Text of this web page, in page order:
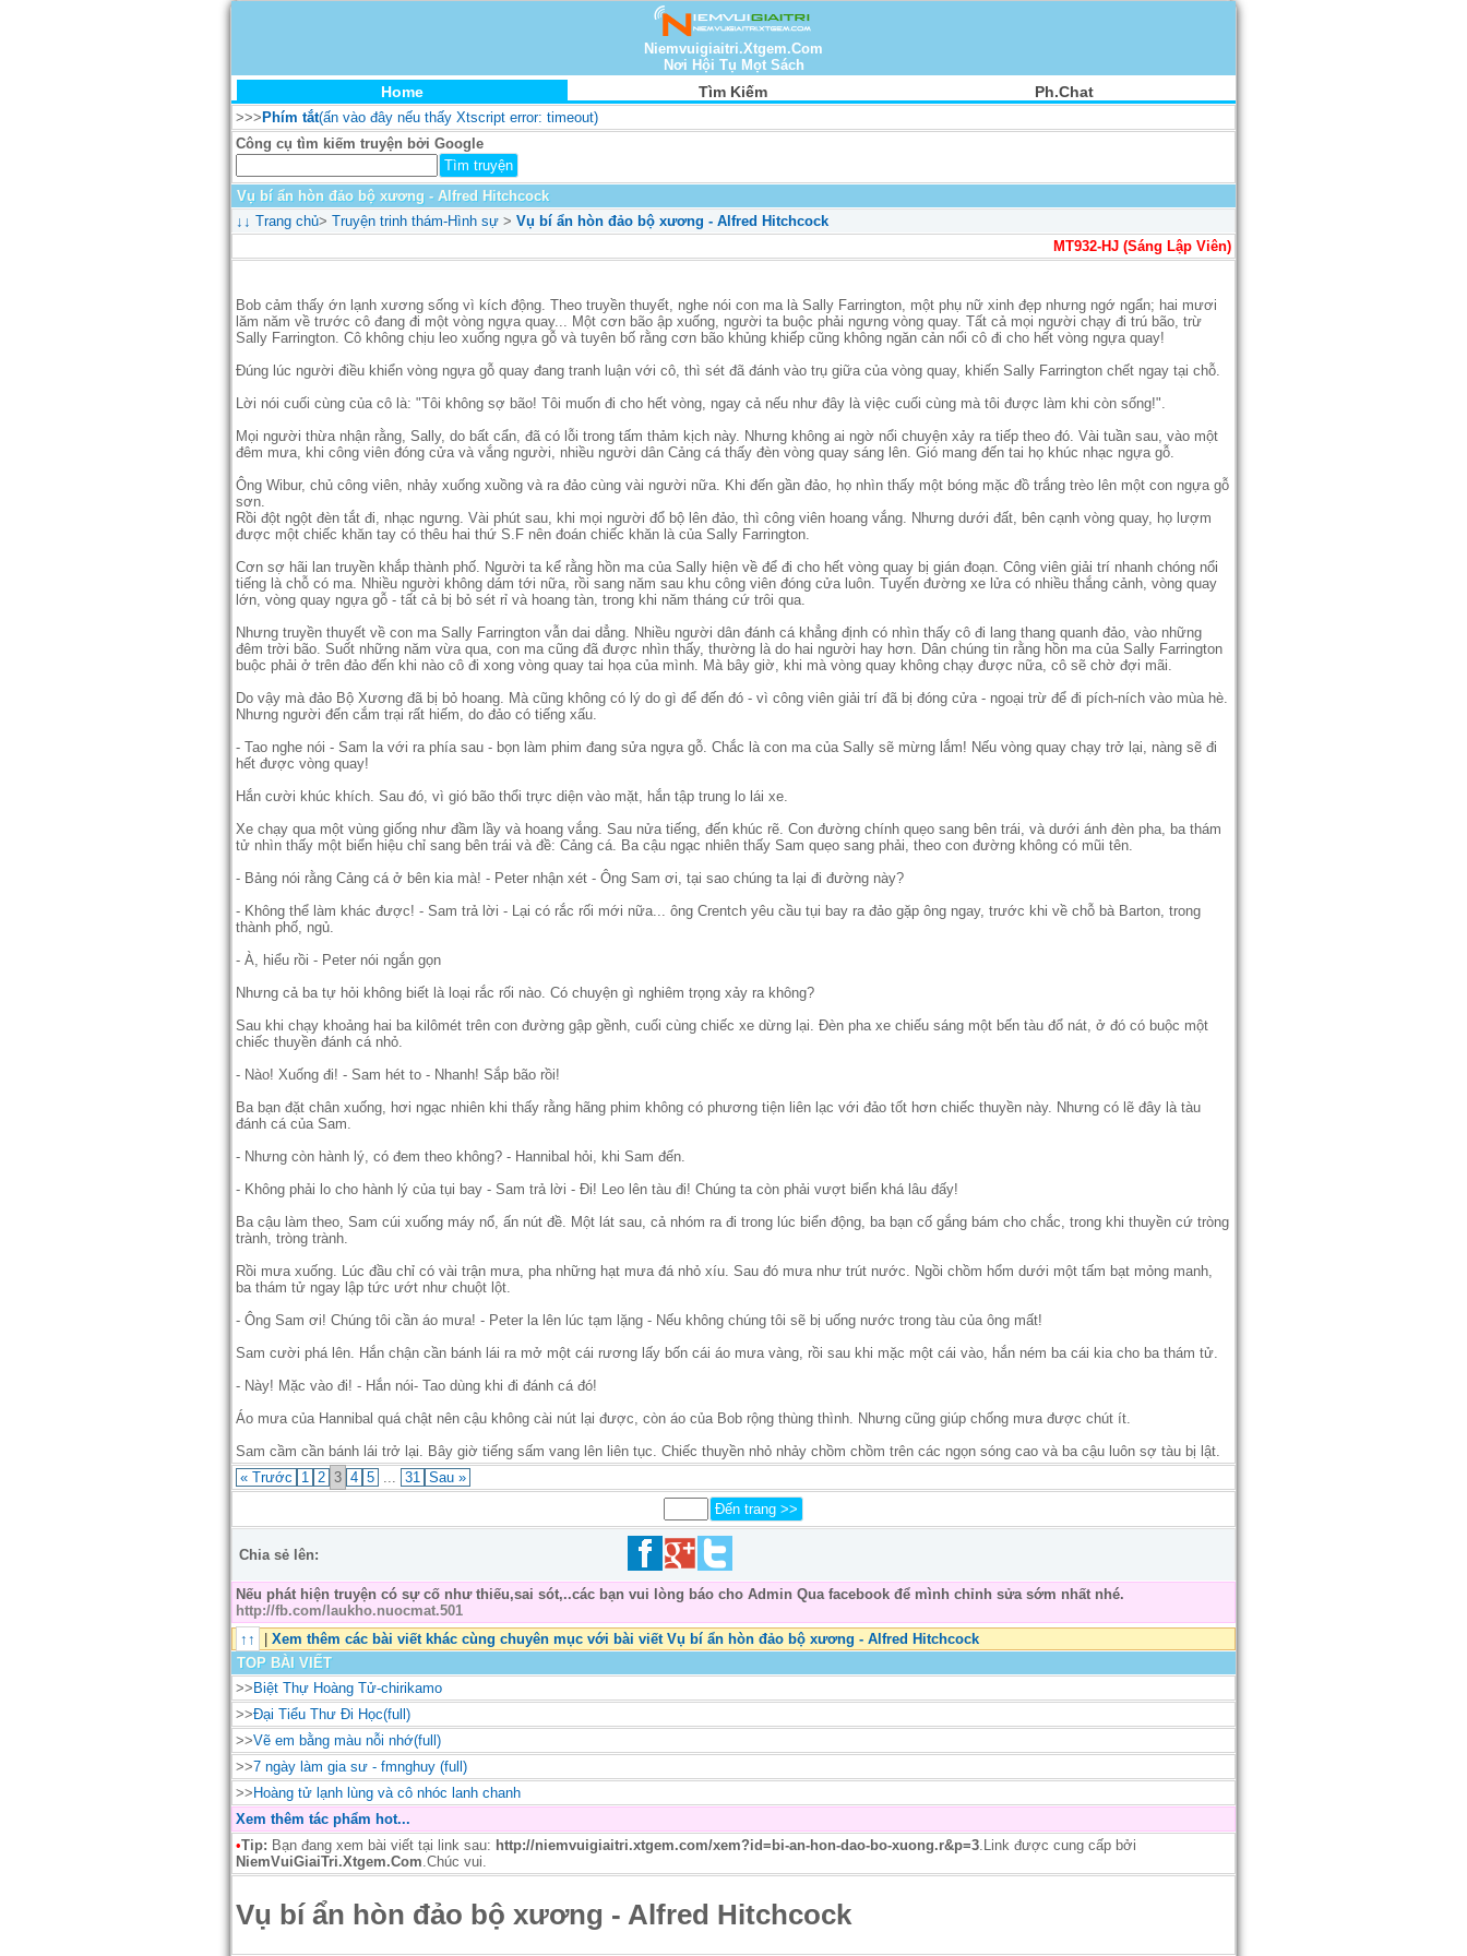
Niemvuigiaitri.Xtgem.Com
Nơi Hội Tụ Mọt Sách
Home Tìm Kiếm Ph.Chat
>>>Phím tắt(ấn vào đây nếu thấy Xtscript error: timeout)
Công cụ tìm kiếm truyện bởi Google
Vụ bí ẩn hòn đảo bộ xương - Alfred Hitchcock
↓↓ Trang chủ> Truyện trinh thám-Hình sự > Vụ bí ẩn hòn đảo bộ xương - Alfred Hitchcock
MT932-HJ (Sáng Lập Viên)
Bob cảm thấy ớn lạnh xương sống vì kích động. Theo truyền thuyết, nghe nói con ma là Sally Farrington, một phụ nữ xinh đẹp nhưng ngớ ngẩn; hai mươi
lăm năm về trước cô đang đi một vòng ngựa quay... Một cơn bão ập xuống, người ta buộc phải ngưng vòng quay. Tất cả mọi người chạy đi trú bão, trừ
Sally Farrington. Cô không chịu leo xuống ngựa gỗ và tuyên bố rằng cơn bão khủng khiếp cũng không ngăn cản nổi cô đi cho hết vòng ngựa quay!
Đúng lúc người điều khiển vòng ngựa gỗ quay đang tranh luận với cô, thì sét đã đánh vào trụ giữa của vòng quay, khiến Sally Farrington chết ngay tại chỗ.
Lời nói cuối cùng của cô là: "Tôi không sợ bão! Tôi muốn đi cho hết vòng, ngay cả nếu như đây là việc cuối cùng mà tôi được làm khi còn sống!".
Mọi người thừa nhận rằng, Sally, do bất cẩn, đã có lỗi trong tấm thảm kịch này. Nhưng không ai ngờ nổi chuyện xảy ra tiếp theo đó. Vài tuần sau, vào một
đêm mưa, khi công viên đóng cửa và vắng người, nhiều người dân Cảng cá thấy đèn vòng quay sáng lên. Gió mang đến tai họ khúc nhạc ngựa gỗ.
Ông Wibur, chủ công viên, nhảy xuống xuồng và ra đảo cùng vài người nữa. Khi đến gần đảo, họ nhìn thấy một bóng mặc đồ trắng trèo lên một con ngựa gỗ
sơn.
Rồi đột ngột đèn tắt đi, nhạc ngưng. Vài phút sau, khi mọi người đổ bộ lên đảo, thì công viên hoang vắng. Nhưng dưới đất, bên cạnh vòng quay, họ lượm
được một chiếc khăn tay có thêu hai thứ S.F nên đoán chiếc khăn là của Sally Farrington.
Cơn sợ hãi lan truyền khắp thành phố. Người ta kể rằng hồn ma của Sally hiện về để đi cho hết vòng quay bị gián đoạn. Công viên giải trí nhanh chóng nổi
tiếng là chỗ có ma. Nhiều người không dám tới nữa, rồi sang năm sau khu công viên đóng cửa luôn. Tuyến đường xe lửa có nhiều thắng cảnh, vòng quay
lớn, vòng quay ngựa gỗ - tất cả bị bỏ sét rỉ và hoang tàn, trong khi năm tháng cứ trôi qua.
Nhưng truyền thuyết về con ma Sally Farrington vẫn dai dẳng. Nhiều người dân đánh cá khẳng định có nhìn thấy cô đi lang thang quanh đảo, vào những
đêm trời bão. Suốt những năm vừa qua, con ma cũng đã được nhìn thấy, thường là do hai người hay hơn. Dân chúng tin rằng hồn ma của Sally Farrington
buộc phải ở trên đảo đến khi nào cô đi xong vòng quay tai họa của mình. Mà bây giờ, khi mà vòng quay không chạy được nữa, cô sẽ chờ đợi mãi.
Do vậy mà đảo Bộ Xương đã bị bỏ hoang. Mà cũng không có lý do gì để đến đó - vì công viên giải trí đã bị đóng cửa - ngoại trừ để đi pích-ních vào mùa hè.
Nhưng người đến cắm trại rất hiếm, do đảo có tiếng xấu.
- Tao nghe nói - Sam la với ra phía sau - bọn làm phim đang sửa ngựa gỗ. Chắc là con ma của Sally sẽ mừng lắm! Nếu vòng quay chạy trở lại, nàng sẽ đi
hết được vòng quay!
Hắn cười khúc khích. Sau đó, vì gió bão thổi trực diện vào mặt, hắn tập trung lo lái xe.
Xe chạy qua một vùng giống như đầm lầy và hoang vắng. Sau nửa tiếng, đến khúc rẽ. Con đường chính quẹo sang bên trái, và dưới ánh đèn pha, ba thám
tử nhìn thấy một biển hiệu chỉ sang bên trái và đề: Cảng cá. Ba cậu ngạc nhiên thấy Sam quẹo sang phải, theo con đường không có mũi tên.
- Bảng nói rằng Cảng cá ở bên kia mà! - Peter nhận xét - Ông Sam ơi, tại sao chúng ta lại đi đường này?
- Không thể làm khác được! - Sam trả lời - Lại có rắc rối mới nữa... ông Crentch yêu cầu tụi bay ra đảo gặp ông ngay, trước khi về chỗ bà Barton, trong
thành phố, ngủ.
- À, hiểu rồi - Peter nói ngắn gọn
Nhưng cả ba tự hỏi không biết là loại rắc rối nào. Có chuyện gì nghiêm trọng xảy ra không?
Sau khi chạy khoảng hai ba kilômét trên con đường gập gềnh, cuối cùng chiếc xe dừng lại. Đèn pha xe chiếu sáng một bến tàu đổ nát, ở đó có buộc một
chiếc thuyền đánh cá nhỏ.
- Nào! Xuống đi! - Sam hét to - Nhanh! Sắp bão rồi!
Ba bạn đặt chân xuống, hơi ngạc nhiên khi thấy rằng hãng phim không có phương tiện liên lạc với đảo tốt hơn chiếc thuyền này. Nhưng có lẽ đây là tàu
đánh cá của Sam.
- Nhưng còn hành lý, có đem theo không? - Hannibal hỏi, khi Sam đến.
- Không phải lo cho hành lý của tụi bay - Sam trả lời - Đi! Leo lên tàu đi! Chúng ta còn phải vượt biển khá lâu đấy!
Ba cậu làm theo, Sam cúi xuống máy nổ, ấn nút đề. Một lát sau, cả nhóm ra đi trong lúc biển động, ba bạn cố gắng bám cho chắc, trong khi thuyền cứ tròng
trành, tròng trành.
Rồi mưa xuống. Lúc đầu chỉ có vài trận mưa, pha những hạt mưa đá nhỏ xíu. Sau đó mưa như trút nước. Ngồi chồm hổm dưới một tấm bạt mỏng manh,
ba thám tử ngay lập tức ướt như chuột lột.
- Ông Sam ơi! Chúng tôi cần áo mưa! - Peter la lên lúc tạm lặng - Nếu không chúng tôi sẽ bị uống nước trong tàu của ông mất!
Sam cười phá lên. Hắn chận cần bánh lái ra mở một cái rương lấy bốn cái áo mưa vàng, rồi sau khi mặc một cái vào, hắn ném ba cái kia cho ba thám tử.
- Này! Mặc vào đi! - Hắn nói- Tao dùng khi đi đánh cá đó!
Áo mưa của Hannibal quá chật nên cậu không cài nút lại được, còn áo của Bob rộng thùng thình. Nhưng cũng giúp chống mưa được chút ít.
Sam cầm cần bánh lái trở lại. Bây giờ tiếng sấm vang lên liên tục. Chiếc thuyền nhỏ nhảy chồm chồm trên các ngọn sóng cao và ba cậu luôn sợ tàu bị lật.
« Trước
1 2 3 4 5 31 Sau »
Chia sẻ lên:
Nếu phát hiện truyện có sự cố như thiếu,sai sót,..các bạn vui lòng báo cho Admin Qua facebook để mình chỉnh sửa sớm nhất nhé.
http://fb.com/laukho.nuocmat.501
↑↑
| Xem thêm các bài viết khác cùng chuyên mục với bài viết Vụ bí ẩn hòn đảo bộ xương - Alfred Hitchcock
TOP BÀI VIẾT
>>Biệt Thự Hoàng Tử-chirikamo
>>Đại Tiểu Thư Đi Học(full)
>>Vẽ em bằng màu nỗi nhớ(full)
>>7 ngày làm gia sư - fmnghuy (full)
>>Hoàng tử lạnh lùng và cô nhóc lanh chanh
Xem thêm tác phẩm hot...
•Tip: Bạn đang xem bài viết tại link sau: http://niemvuigiaitri.xtgem.com/xem?id=bi-an-hon-dao-bo-xuong.r&p=3 .Link được cung cấp bởi
NiemVuiGiaiTri.Xtgem.Com .Chúc vui.
Vụ bí ẩn hòn đảo bộ xương - Alfred Hitchcock